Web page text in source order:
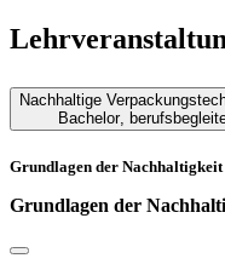
Nachhaltige
Bachelor,
Grundlagen der
Grundlagen der